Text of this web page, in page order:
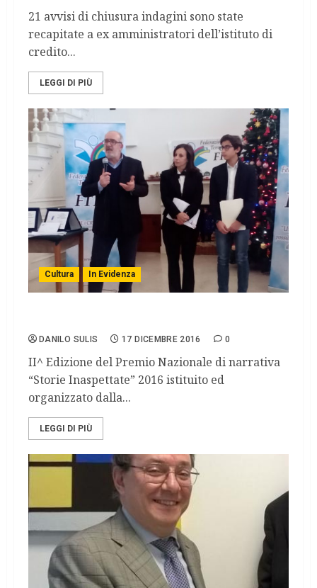
21 avvisi di chiusura indagini sono state
recapitate a ex amministratori dell’istituto di
credito...
LEGGI DI PIÙ
Cultura In Evidenza
DANILO SULIS 17 DICEMBRE 2016 0
II^ Edizione del Premio Nazionale di narrativa
“Storie Inaspettate” 2016 istituito ed
organizzato dalla...
LEGGI DI PIÙ